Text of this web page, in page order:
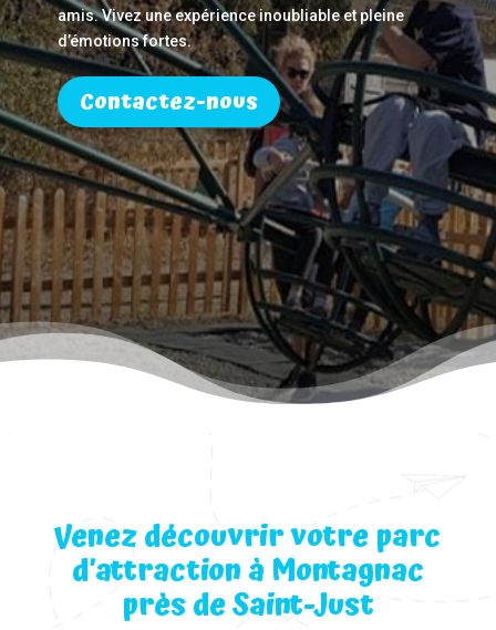
amis. Vivez une expérience inoubliable et pleine
d’émotions fortes.
Contactez-nous
Venez découvrir votre parc
d’attraction à Montagnac
près de Saint-Just